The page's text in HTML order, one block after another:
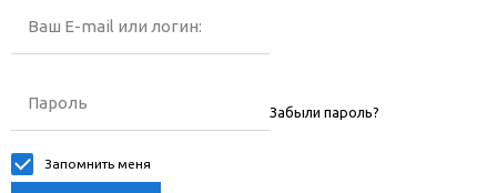
Ваш E-mail или логин:
Пароль Забыли пароль?
Запомнить меня